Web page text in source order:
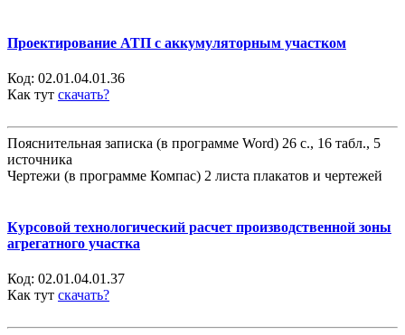
Проектирование АТП с аккумуляторным участком
Код: 02.01.04.01.36
Как тут скачать?
Пояснительная записка (в программе Word) 26 с., 16 табл., 5
источника
Чертежи (в программе Компас) 2 листа плакатов и чертежей
Курсовой технологический расчет производственной зоны
агрегатного участка
Код: 02.01.04.01.37
Как тут скачать?